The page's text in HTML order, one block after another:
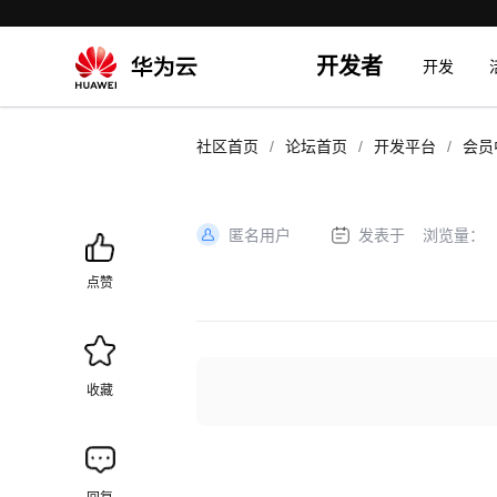
开发者 开发
社区首页 / 论坛首页 / 开发平台 / 会员
点赞
收藏
匿名用户 发表于 浏览量：